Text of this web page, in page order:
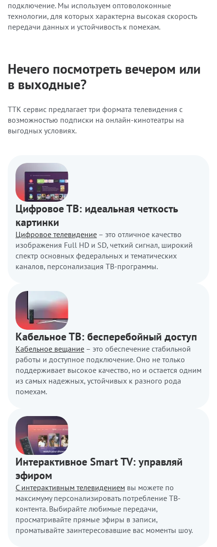
подключение. Мы используем оптоволоконные
технологии, для которых характерна высокая скорость
передачи данных и устойчивость к помехам.
Нечего посмотреть вечером или
в выходные?
ТТК сервис предлагает три формата телевидения с
возможностью подписки на онлайн-кинотеатры на
выгодных условиях.
Цифровое ТВ: идеальная четкость
картинки
Цифровое телевидение – это отличное качество
изображения Full HD и SD, четкий сигнал, широкий
спектр основных федеральных и тематических
каналов, персонализация ТВ-программы.
Кабельное ТВ: бесперебойный доступ
Кабельное вещание – это обеспечение стабильной
работы и доступное подключение. Оно не только
поддерживает высокое качество, но и остается одним
из самых надежных, устойчивых к разного рода
помехам.
Интерактивное Smart TV: управляй
эфиром
С интерактивным телевидением вы можете по
максимуму персонализировать потребление ТВ-
контента. Выбирайте любимые передачи,
просматривайте прямые эфиры в записи,
проматывайте заинтересовавшие вас моменты шоу.